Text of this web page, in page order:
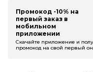
Промокод -10% на
первый заказ в
мобильном
приложении
Скачайте приложение и
промокод на свой первый